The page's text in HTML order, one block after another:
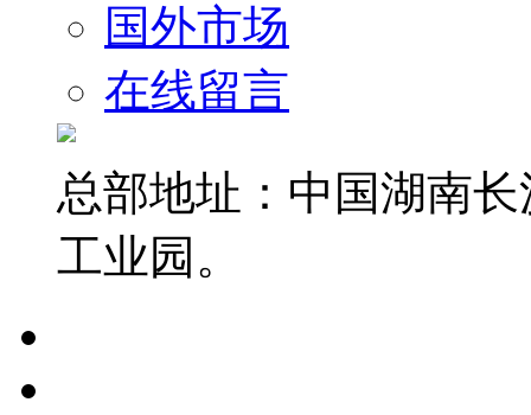
国外市场
在线留言
总部地址：中国湖南
工业园。